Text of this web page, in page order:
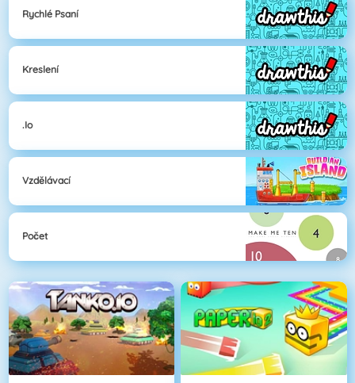
Rychlé Psaní
Kreslení
.io
Vzdělávací
Počet